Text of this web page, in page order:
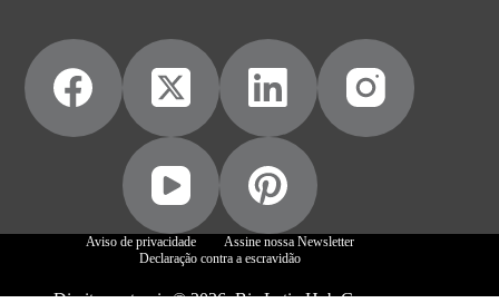
Aviso de privacidade
Assine nossa Newsletter
Declaração contra a escravidão
Direitos autorais © 2026, Biz Latin Hub Group